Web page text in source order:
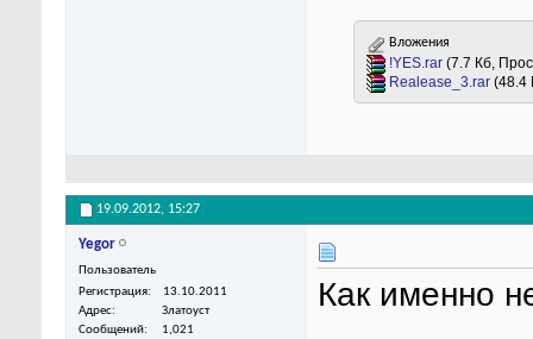
Вложения
!YES.rar (7.7 Кб,
Realease_3.rar (48.4
19.09.2012, 15:27
Yegor
Пользователь
Регистрация
13.10.2011
Адрес
Златоуст
Сообщений
1,021
Как именно